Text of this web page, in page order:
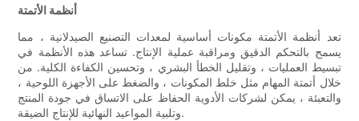
أنظمة الأتمتة
تعد أنظمة الأتمتة مكونات أساسية لمعدات التصنيع الصيدلانية ، مما
يسمح بالتحكم الدقيق ومراقبة عملية الإنتاج. تساعد هذه الأنظمة في
تبسيط العمليات ، وتقليل الخطأ البشري ، وتحسين الكفاءة الكلية. من
خلال أتمتة المهام مثل خلط المكونات ، والضغط على الأجهزة اللوحية ،
والتعبئة ، يمكن لشركات الأدوية الحفاظ على الاتساق في جودة المنتج
وتلبية المواعيد النهائية للإنتاج الضيقة.